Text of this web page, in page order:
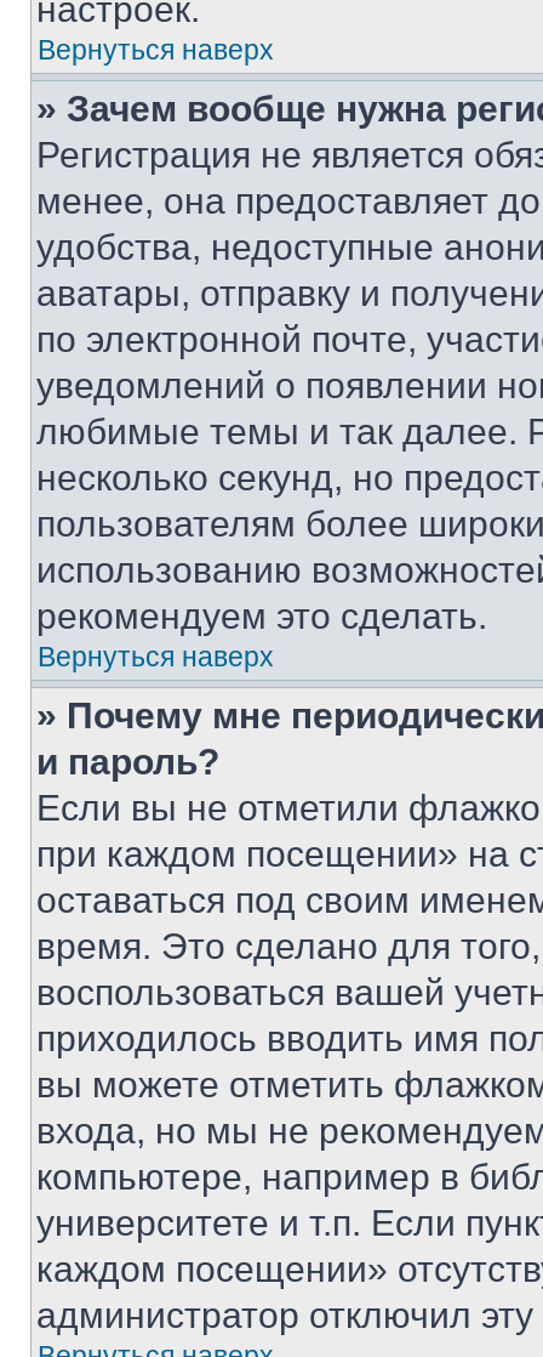
настроек.
Вернуться наверх
» Зачем вообще нужна
Регистрация не является
менее, она предоставляет
удобства, недоступные
аватары, отправку и
по электронной почте,
уведомлений о появлении
любимые темы и так далее.
несколько секунд, но
пользователям более
использованию
рекомендуем это сделать.
Вернуться наверх
» Почему мне
и пароль?
Если вы не отметили
при каждом посещении» на
оставаться под своим
время. Это сделано для
воспользоваться вашей
приходилось вводить имя
вы можете отметить
входа, но мы не
компьютере, например в
университете и т.п. Если
каждом посещении»
администратор отключил